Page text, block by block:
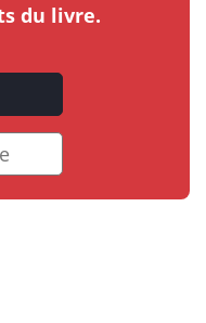
du livre.